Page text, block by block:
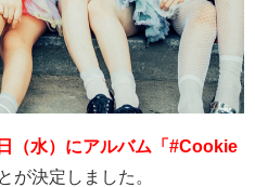
（水）にアルバム「#Cookie
が決定しました。